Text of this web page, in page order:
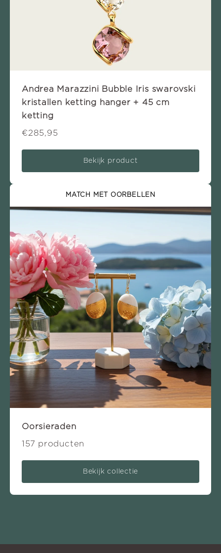
Andrea Marazzini Bubble Iris swarovski
kristallen ketting hanger + 45 cm
ketting
€285,95
Bekijk product
MATCH MET OORBELLEN
Oorsieraden
157 producten
Bekijk collectie